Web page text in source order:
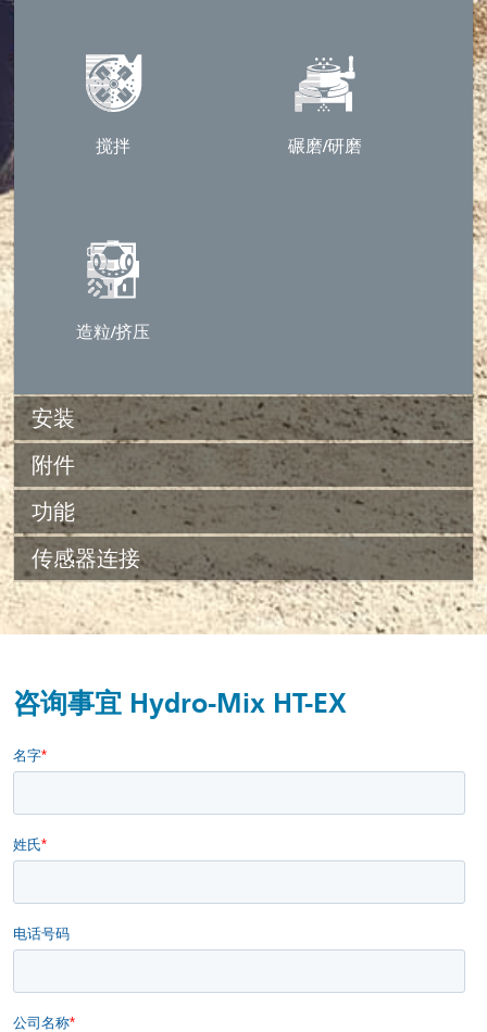
搅拌 碾磨/研磨
造粒/挤压
安装
附件
功能
传感器连接
咨询事宜 Hydro-Mix HT-EX